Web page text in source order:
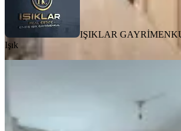
IŞIKLAR
Işık
Yeşilyurt, Zaviye Mahallesi
4. Kat